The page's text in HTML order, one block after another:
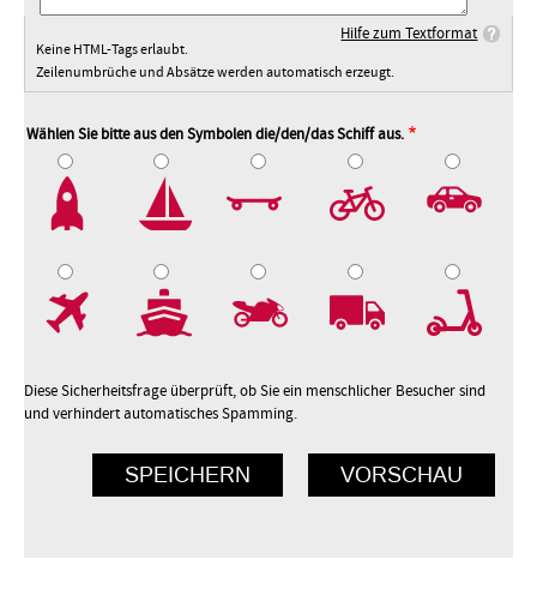
Hilfe zum Textformat
Keine HTML-Tags erlaubt.
Zeilenumbrüche und Absätze werden automatisch erzeugt.
Wählen Sie bitte aus den Symbolen die/den/das Schiff aus.
Diese Sicherheitsfrage überprüft, ob Sie ein menschlicher Besucher sind
und verhindert automatisches Spamming.